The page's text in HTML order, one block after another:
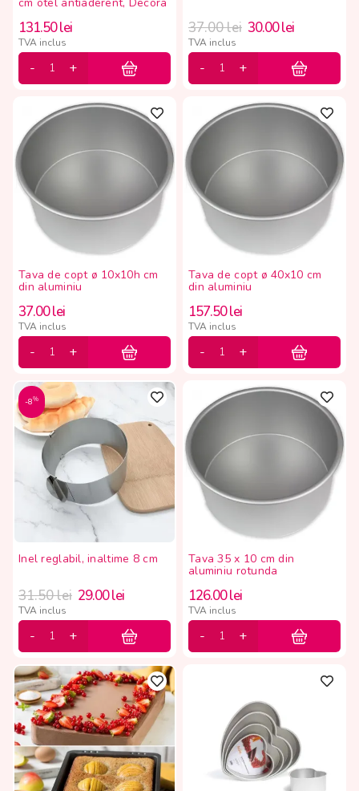
131.50lei
TVA inclus
37.00lei 30.00lei
TVA inclus
Tava de copt ø 10x10h cm
din aluminiu
37.00lei
TVA inclus
Tava de copt ø 40x10 cm
din aluminiu
157.50lei
TVA inclus
-8%
Inel reglabil, inaltime 8 cm
31.50lei 29.00lei
TVA inclus
Tava 35 x 10 cm din
aluminiu rotunda
126.00lei
TVA inclus